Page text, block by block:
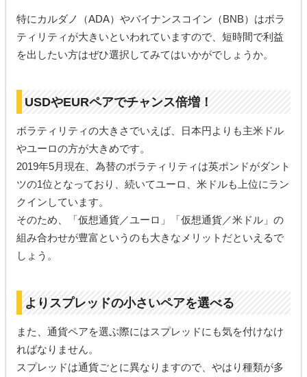
特にカルダノ（ADA）やバイナンスコイン（BNB）はボラ
ティリティが大きいといわれていますので、短時間で利益
を出したい方はぜひ選択してみてはいかがでしょうか。
USDやEURペアでチャンス倍増！
ボラティリティの大きさでいえば、日本円よりも主米ドル
やユーロの方が大きめです。
2019年5月現在、為替のボラティリティは英ポンドがダント
ツの1位となっており、続いてユーロ、米ドルも上位にラン
クインしています。
そのため、「仮想通貨／ユーロ」「仮想通貨／米ドル」の
組み合わせが豊富というのも大きなメリットだといえるで
しょう。
よりスプレッドの小さいペアを選べる
また、通貨ペアを選ぶ際にはスプレッドにも気を付けなけ
ればなりません。
スプレッドは通貨ごとに異なりますので、やはり種類が多